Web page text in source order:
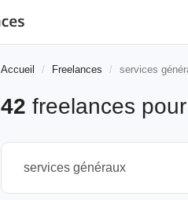
Accueil Freelances services
42 freelances pour